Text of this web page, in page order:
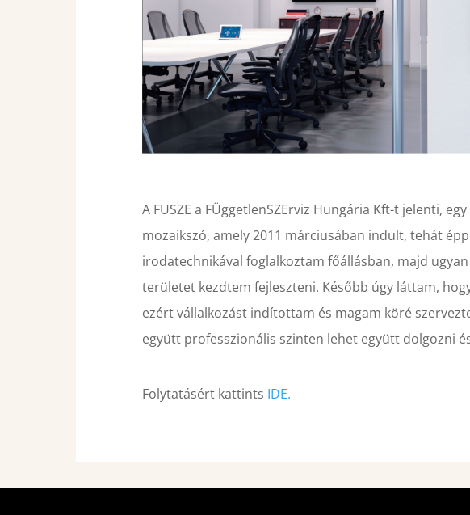
A FUSZE a FÜggetlenSZErviz Hungária Kft-t jelenti,
mozaikszó, amely 2011 márciusában indult, tehát
irodatechnikával foglalkoztam főállásban, majd
területet kezdtem fejleszteni. Később úgy láttam,
ezért vállalkozást indítottam és magam köré
együtt professzionális szinten lehet együtt dolgozni
Folytatásért kattints IDE.